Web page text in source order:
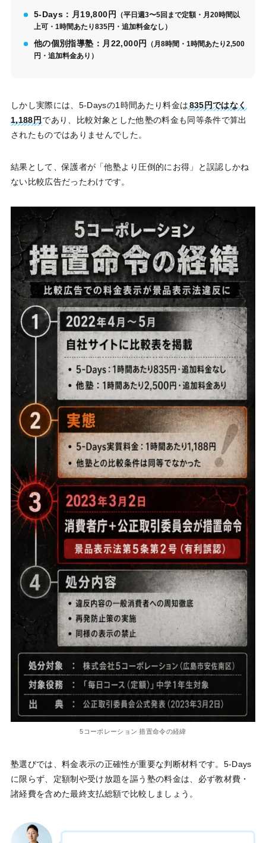
5-Days：月19,800円
（平日週3〜5回まで定額・月20時間以
上可・1時間あたり835円・追加料金なし）
他の個別指導塾：月22,000円
（月8時間・1時間あたり2,500
円・追加料金あり）
しかし実際には、5-Daysの1時間あたり料金は835円ではなく
1,188円であり、比較対象とした他塾の料金も同等条件で算出
されたものではありませんでした。
結果として、保護者が「他塾より圧倒的にお得」と誤認しかね
ない比較広告だったわけです。
5コーポレーション 措置命令の経緯
塾選びでは、料金表示の正確性が重要な判断材料です。5-Days
に限らず、定額制や受け放題を謳う塾の料金は、必ず教材費・
諸経費を含めた最終支払総額で比較しましょう。